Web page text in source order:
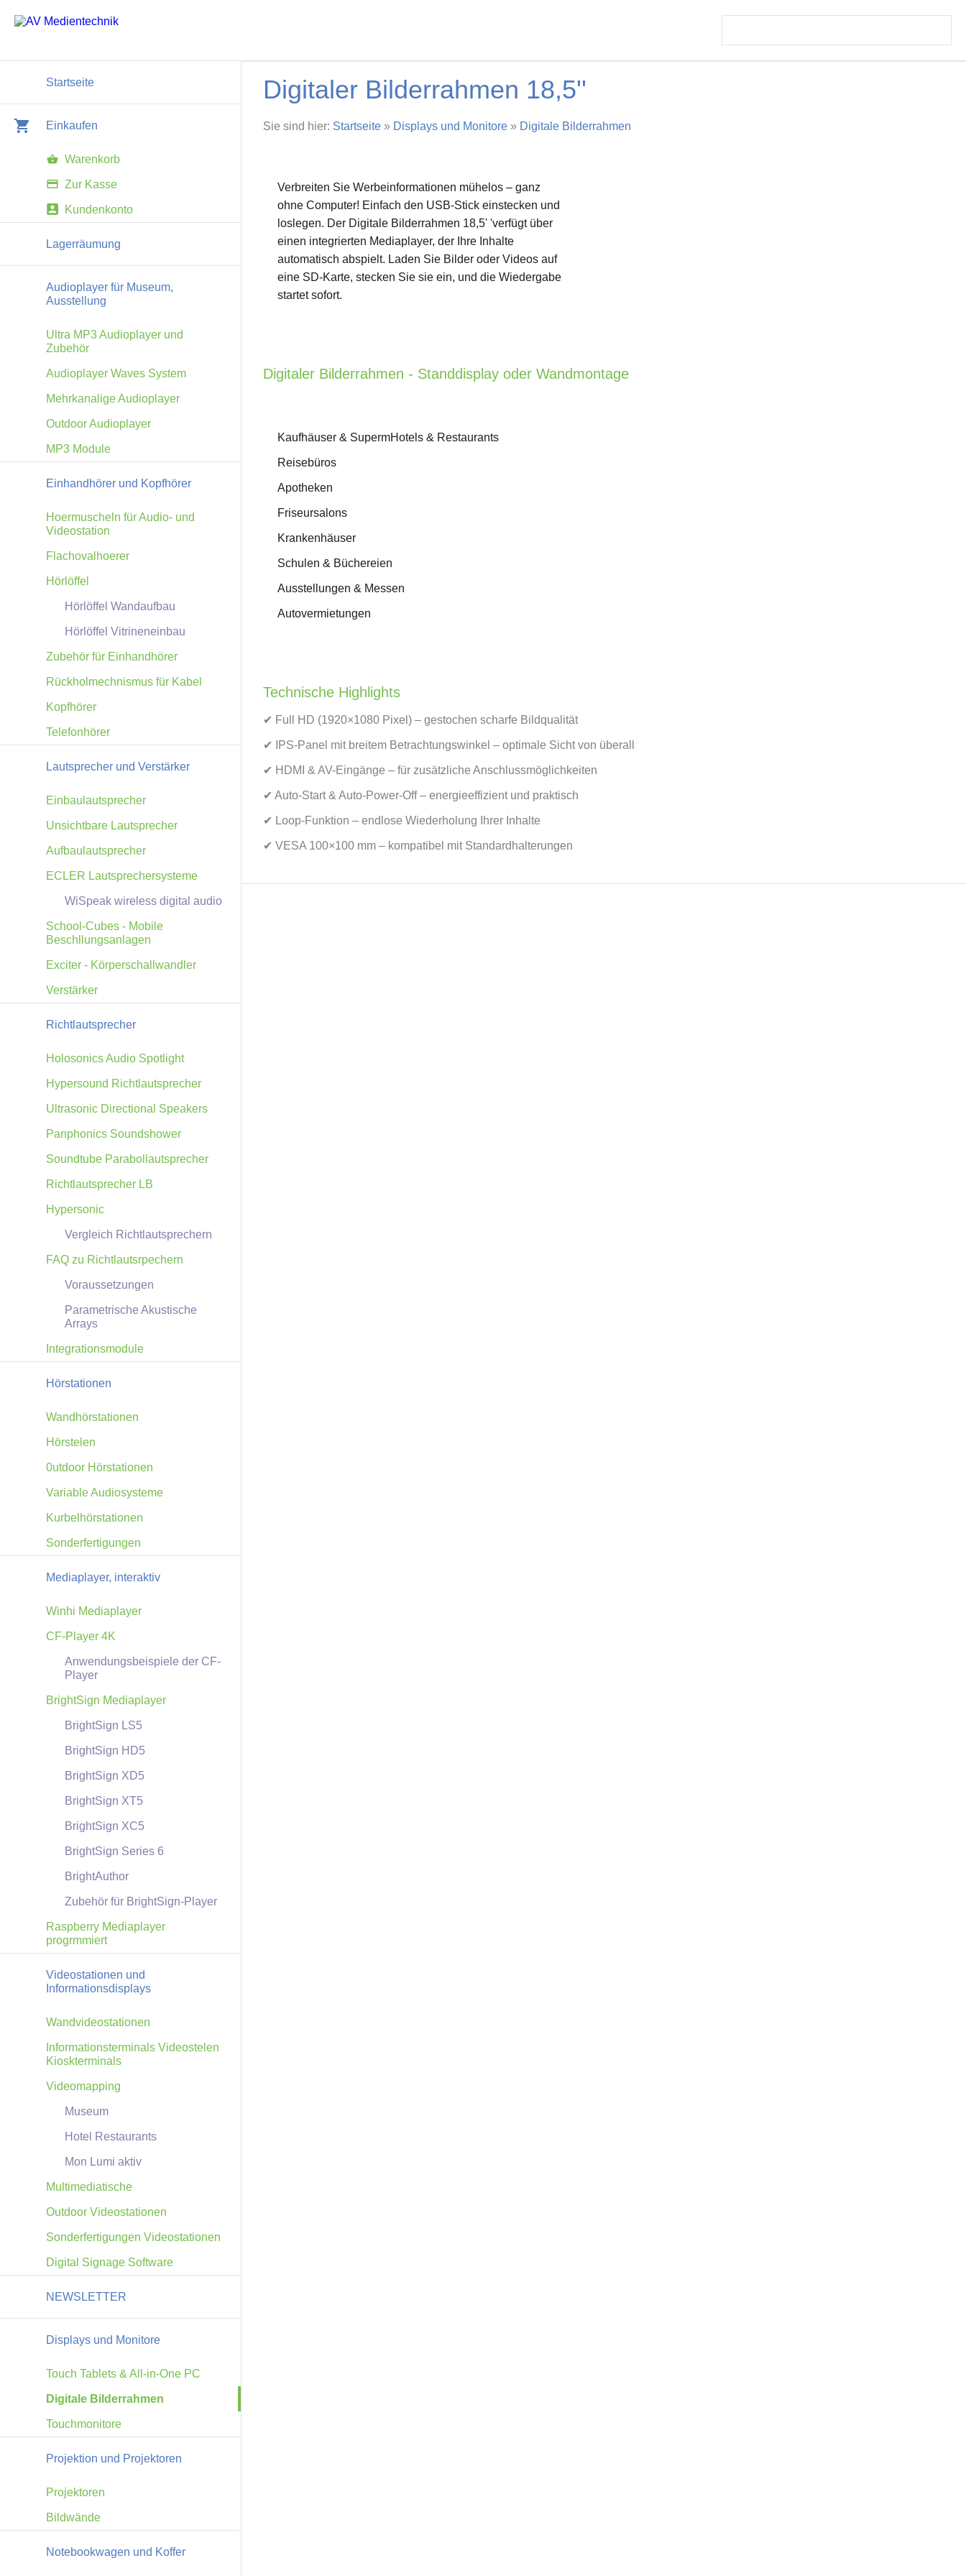
Startseite
Einkaufen
Warenkorb
Zur Kasse
Kundenkonto
Lagerräumung
Audioplayer für Museum,
Ausstellung
Ultra MP3 Audioplayer und
Zubehör
Audioplayer Waves System
Mehrkanalige Audioplayer
Outdoor Audioplayer
MP3 Module
Einhandhörer und Kopfhörer
Hoermuscheln für Audio- und
Videostation
Flachovalhoerer
Hörlöffel
Hörlöffel Wandaufbau
Hörlöffel Vitrineneinbau
Zubehör für Einhandhörer
Rückholmechnismus für Kabel
Kopfhörer
Telefonhörer
Lautsprecher und Verstärker
Einbaulautsprecher
Unsichtbare Lautsprecher
Aufbaulautsprecher
ECLER Lautsprechersysteme
WiSpeak wireless digital audio
School-Cubes - Mobile
Beschllungsanlagen
Exciter - Körperschallwandler
Verstärker
Richtlautsprecher
Holosonics Audio Spotlight
Hypersound Richtlautsprecher
Ultrasonic Directional Speakers
Panphonics Soundshower
Soundtube Parabollautsprecher
Richtlautsprecher LB
Hypersonic
Vergleich Richtlautsprechern
FAQ zu Richtlautsrpechern
Voraussetzungen
Parametrische Akustische
Arrays
Integrationsmodule
Hörstationen
Wandhörstationen
Hörstelen
0utdoor Hörstationen
Variable Audiosysteme
Kurbelhörstationen
Sonderfertigungen
Mediaplayer, interaktiv
Winhi Mediaplayer
CF-Player 4K
Anwendungsbeispiele der CF-
Player
BrightSign Mediaplayer
BrightSign LS5
BrightSign HD5
BrightSign XD5
BrightSign XT5
BrightSign XC5
BrightSign Series 6
BrightAuthor
Zubehör für BrightSign-Player
Raspberry Mediaplayer
progrmmiert
Videostationen und
Informationsdisplays
Wandvideostationen
Informationsterminals Videostelen
Kioskterminals
Videomapping
Museum
Hotel Restaurants
Mon Lumi aktiv
Multimediatische
Outdoor Videostationen
Sonderfertigungen Videostationen
Digital Signage Software
NEWSLETTER
Displays und Monitore
Touch Tablets & All-in-One PC
Digitale Bilderrahmen
Touchmonitore
Projektion und Projektoren
Projektoren
Bildwände
Notebookwagen und Koffer
Digitaler Bilderrahmen 18,5''
Sie sind hier: Startseite » Displays und Monitore » Digitale Bilderrahmen
Verbreiten Sie Werbeinformationen mühelos – ganz
ohne Computer! Einfach den USB-Stick einstecken und
loslegen. Der Digitale Bilderrahmen 18,5' 'verfügt über
einen integrierten Mediaplayer, der Ihre Inhalte
automatisch abspielt. Laden Sie Bilder oder Videos auf
eine SD-Karte, stecken Sie sie ein, und die Wiedergabe
startet sofort.
Digitaler Bilderrahmen - Standdisplay oder Wandmontage
Kaufhäuser & SupermHotels & Restaurants
Reisebüros
Apotheken
Friseursalons
Krankenhäuser
Schulen & Büchereien
Ausstellungen & Messen
Autovermietungen
Technische Highlights
✔ Full HD (1920×1080 Pixel) – gestochen scharfe Bildqualität
✔ IPS-Panel mit breitem Betrachtungswinkel – optimale Sicht von überall
✔ HDMI & AV-Eingänge – für zusätzliche Anschlussmöglichkeiten
✔ Auto-Start & Auto-Power-Off – energieeffizient und praktisch
✔ Loop-Funktion – endlose Wiederholung Ihrer Inhalte
✔ VESA 100×100 mm – kompatibel mit Standardhalterungen